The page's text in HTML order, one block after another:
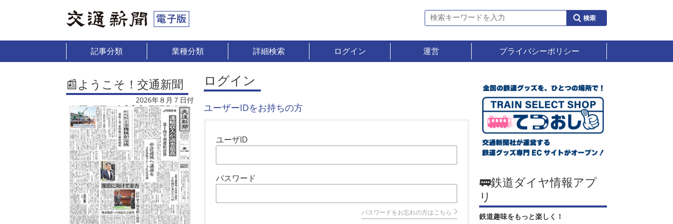
記事分類 業種分類 詳細検索 ログイン 運営 プライバシーポリシー
📰ようこそ！交通新聞
2026年８月７日付
ログイン
ユーザーIDをお持ちの方
ユーザID
パスワード
パスワードをお忘れの方はこちら
🚃鉄道ダイヤ情報アプ
リ
鉄道趣味をもっと楽しく！